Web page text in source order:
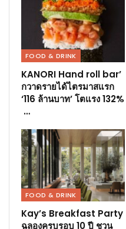
FOOD & DRINK
KANORI Hand roll bar’
กวาดรายได้ไตรมาสแรก
‘116 ล้านบาท’ โตแรง 132%
…
FOOD & DRINK
Kay’s Breakfast Party
ฉลองครบรอบ 10 ปี ชวน